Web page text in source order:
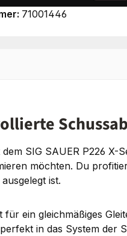
71001446
SIG SAUER P226 X-
möchten. Du
ist.
ein gleichmäßiges
in das System der